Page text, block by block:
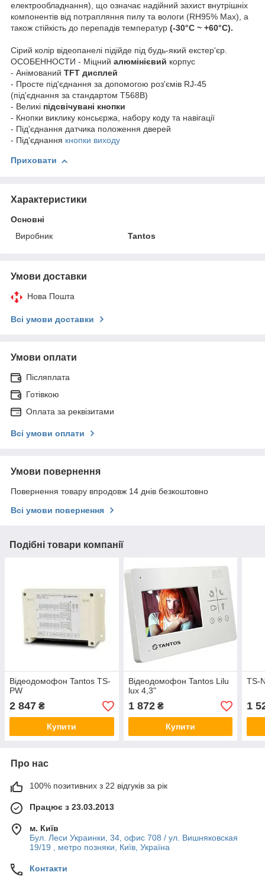
електрообладнання), що означає надійний захист внутрішніх
компонентів від потрапляння пилу та вологи (RH95% Max), а
також стійкість до перепадів температур (-30°C ~ +60°C).
Сірий колір відеопанелі підійде під будь-який екстер'єр.
ОСОБЕННОСТИ - Міцний алюмінієвий корпус
- Анімований TFT дисплей
- Просте під'єднання за допомогою роз'ємів RJ-45
(під'єднання за стандартом T568B)
- Великі підсвічувані кнопки
- Кнопки виклику консьєржа, набору коду та навігації
- Під'єднання датчика положення дверей
- Під'єднання кнопки виходу
Приховати
Характеристики
Основні
Виробник
Tantos
Умови доставки
Нова Пошта
Всі умови доставки
Умови оплати
Післяплата
Готівкою
Оплата за реквізитами
Всі умови оплати
Умови повернення
Повернення товару впродовж 14 днів безкоштовно
Всі умови повернення
Подібні товари компанії
Відеодомофон Tantos TS-
PW
2 847 ₴
Купити
Відеодомофон Tantos Lilu
lux 4,3"
1 872₴
Купити
TS-
1
Про нас
100% позитивних з 22 відгуків за рік
Працює з 23.03.2013
м. Київ
Бул. Леси Украинки, 34, офис 708 / ул. Вишняковская
19/19 , метро позняки, Київ, Україна
Контакти